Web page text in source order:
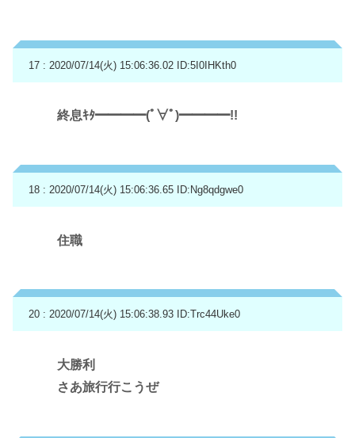
17 : 2020/07/14(火) 15:06:36.02 ID:5I0IHKth0
終息ｷﾀ━━━━(ﾟ∀ﾟ)━━━━!!
18 : 2020/07/14(火) 15:06:36.65 ID:Ng8qdgwe0
住職
20 : 2020/07/14(火) 15:06:38.93 ID:Trc44Uke0
大勝利
さあ旅行行こうぜ